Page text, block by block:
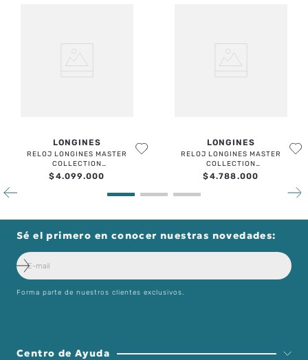
LONGINES
RELOJ LONGINES MASTER
COLLECTION
CHRONOGRAPH
$4.099.000
LONGINES
RELOJ LONGINES MASTER
COLLECTION
CHRONOGRAPH
$4.788.000
Sé el primero en conocer nuestras novedades:
Forma parte de nuestros clientes exclusivos.
Centro de Ayuda